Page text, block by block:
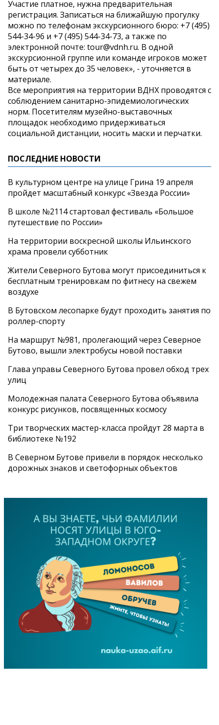
Участие платное, нужна предварительная
регистрация. Записаться на ближайшую прогулку
можно по телефонам экскурсионного бюро: +7 (495)
544-34-96 и +7 (495) 544-34-73, а также по
электронной почте: tour@vdnh.ru. В одной
экскурсионной группе или команде игроков может
быть от четырех до 35 человек», - уточняется в
материале.
Все мероприятия на территории ВДНХ проводятся с
соблюдением санитарно-эпидемиологических
норм. Посетителям музейно-выставочных
площадок необходимо придерживаться
социальной дистанции, носить маски и перчатки.
ПОСЛЕДНИЕ НОВОСТИ
В культурном центре на улице Грина 19 апреля
пройдет масштабный конкурс «Звезда России»
В школе №2114 стартовал фестиваль «Большое
путешествие по России»
На территории воскресной школы Ильинского
храма провели субботник
Жители Северного Бутова могут присоединиться к
бесплатным тренировкам по фитнесу на свежем
воздухе
В Бутовском лесопарке будут проходить занятия по
роллер-спорту
На маршрут №981, пролегающий через Северное
Бутово, вышли электробусы новой поставки
Глава управы Северного Бутова провел обход трех
улиц
Молодежная палата Северного Бутова объявила
конкурс рисунков, посвященных космосу
Три творческих мастер-класса пройдут 28 марта в
библиотеке №192
В Северном Бутове привели в порядок несколько
дорожных знаков и светофорных объектов